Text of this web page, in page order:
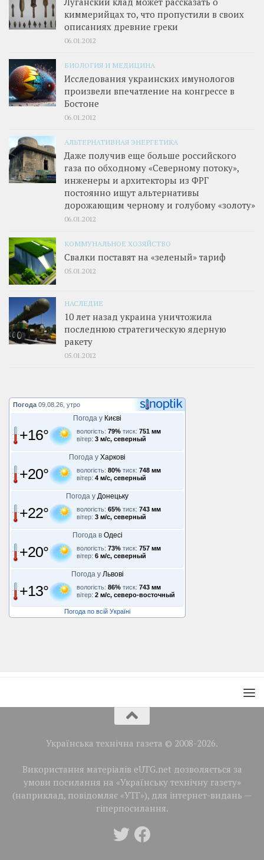
киммерийцах то, что пропустили в своих
описаниях древние греки
06.01.2012
БИОЛОГИЯ И МЕДИЦИНА
Исследования украинских имунологов
произвели впечатление на конгрессе в
Бостоне
06.01.2012
АЛЬТЕРНАТИВНАЯ ЭНЕРГЕТИКА
Даже получив еще больше российского
газа по обходному «Северному потоку»,
инженеры и архитекторы из ФРГ
постоянно ищут альтернативы
дорожающим черному и голубому «золоту»
06.01.2012
КОММУНАЛЬНОЕ ХОЗЯЙСТВО
Свалки поставят на «зеленый» тариф
05.01.2012
НАСЛЕДИЕ
10 лет назад украина уничтожила
последнюю стратегическую ядерную
ракету
05.01.2012
Погода 09.08.26, утро
Погода у Києві
+16° вологість: 79% тиск: 751 мм
вітер: 3 м/с, северный
Погода у Харкові
+20° вологість: 80% тиск: 748 мм
вітер: 4 м/с, северный
Погода у Донецьку
+22° вологість: 65% тиск: 743 мм
вітер: 3 м/с, северный
Погода в Одесі
+20° вологість: 73% тиск: 757 мм
вітер: 6 м/с, северный
Погода у Львові
+13° вологість: 86% тиск: 743 мм
вітер: 2 м/с, северо-восточный
Погода по всій Україні
Українська технічна газета © 2008-2026.
Використання матеріалів eUTG.net дозволяється за
умови посилання на «Українську технічну газету»
(наприклад, повідомляє «УТГ»), для інтернет-видань —
гіперпосилання.